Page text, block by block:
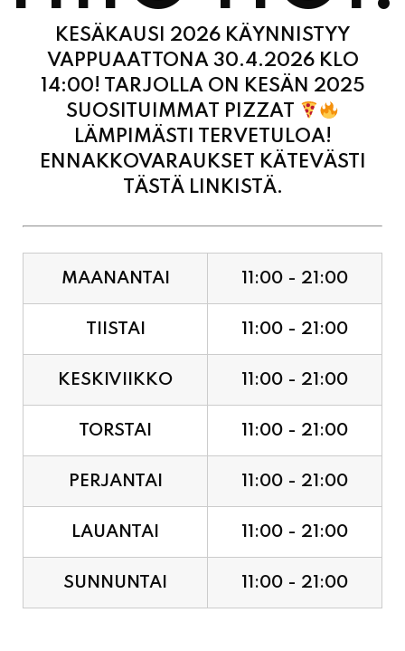
14:00! TARJOLLA ON KESÄN 2025
SUOSITUIMMAT PIZZAT
LÄMPIMÄSTI TERVETULOA!
ENNAKKOVARAUKSET KÄTEVÄSTI
TÄSTÄ LINKISTÄ.
TIISTAI 11:00 - 21:00
KESKIVIIKKO 11:00 - 21:00
TORSTAI 11:00 - 21:00
PERJANTAI 11:00 - 21:00
LAUANTAI 11:00 - 21:00
SUNNUNTAI 11:00 - 21:00